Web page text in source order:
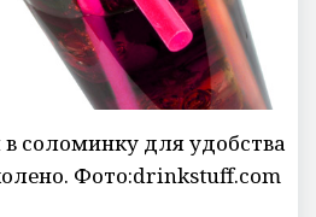
соломинку для удобства
Фото:drinkstuff.com